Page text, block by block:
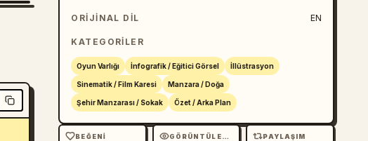
ORIJINAL DIL EN
KATEGORILER
Oyun Varlığı İnfografik / Eğitici Görsel İllüstrasyon
Sinematik / Film Karesi Manzara / Doğa
Şehir Manzarası / Sokak Özet / Arka Plan
BEĞENI GÖRÜNTÜLEME PAYLAŞIM